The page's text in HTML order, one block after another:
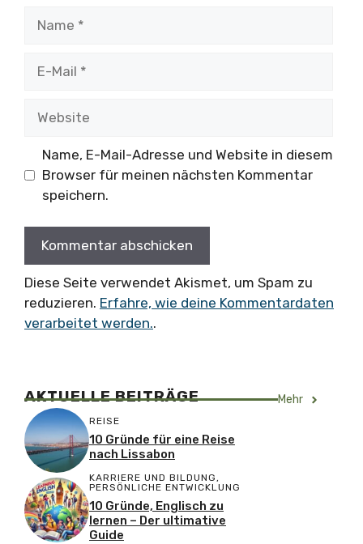
Name, E-Mail-Adresse und Website in diesem
Browser für meinen nächsten Kommentar
speichern.
Diese Seite verwendet Akismet, um Spam zu
reduzieren. Erfahre, wie deine Kommentardaten
verarbeitet werden..
AKTUELLE BEITRÄGE Mehr
REISE
10 Gründe für eine Reise
nach Lissabon
KARRIERE UND BILDUNG,
PERSÖNLICHE ENTWICKLUNG
10 Gründe, Englisch zu
lernen – Der ultimative
Guide